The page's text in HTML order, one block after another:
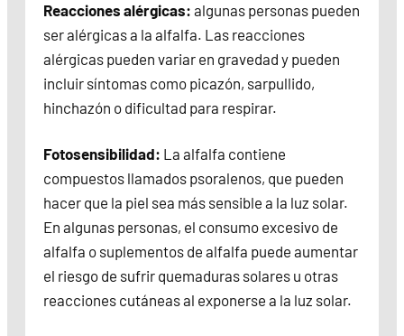
Reacciones alérgicas: algunas personas pueden
ser alérgicas a la alfalfa. Las reacciones
alérgicas pueden variar en gravedad y pueden
incluir síntomas como picazón, sarpullido,
hinchazón o dificultad para respirar.
Fotosensibilidad: La alfalfa contiene
compuestos llamados psoralenos, que pueden
hacer que la piel sea más sensible a la luz solar.
En algunas personas, el consumo excesivo de
alfalfa o suplementos de alfalfa puede aumentar
el riesgo de sufrir quemaduras solares u otras
reacciones cutáneas al exponerse a la luz solar.